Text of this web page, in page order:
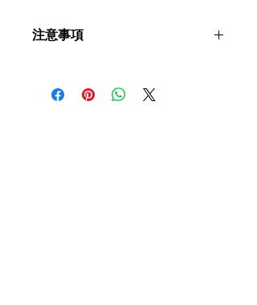
注意事項
度、稀杰度、尺寸及測試方法僅供參
考。實際情況可能受食材種類、食物溫